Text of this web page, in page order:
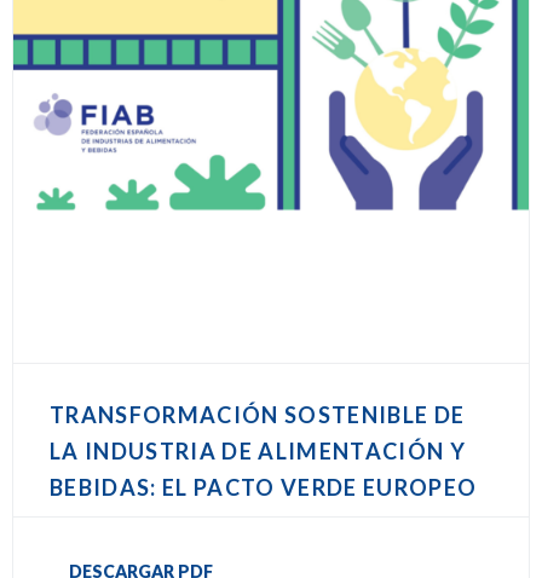
TRANSFORMACIÓN SOSTENIBLE DE
LA INDUSTRIA DE ALIMENTACIÓN Y
BEBIDAS: EL PACTO VERDE EUROPEO
DESCARGAR PDF